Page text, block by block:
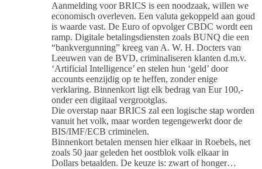
Aanmelding voor BRICS is een noodzaak, willen we
economisch overleven. Een valuta gekoppeld aan goud
is waarde vast. De Euro of opvolger CBDC wordt een
ramp. Digitale betalingsdiensten zoals BUNQ die een
“bankvergunning” kreeg van A. W. H. Docters van
Leeuwen van de BVD, criminaliseren klanten d.m.v.
‘Artificial Intelligence’ en stelen hun ‘geld’ door
accounts eenzijdig op te heffen, zonder enige
verklaring. Binnenkort ligt elk bedrag van Eur 100,-
onder een digitaal vergrootglas.
Die overstap naar BRICS zal een logische stap worden
vanuit het volk, maar worden tegengewerkt door de
BIS/IMF/ECB criminelen.
Binnenkort betalen mensen hier elkaar in Roebels, net
zoals 50 jaar geleden het oostblok volk elkaar in
Dollars betaalden. De keuze is: zwart of honger…